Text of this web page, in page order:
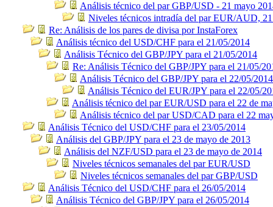
Análisis técnico del par GBP/USD - 21 mayo
Niveles técnicos intradía del par EUR/AUD,
Re: Análisis de los pares de divisa por InstaForex
Análisis técnico del USD/CHF para el 21/05/2014
Análisis Técnico del GBP/JPY para el 21/05/2014
Re: Análisis Técnico del GBP/JPY para el 21/05/
Análisis Técnico del GBP/JPY para el 22/05/2014
Análisis Técnico del EUR/JPY para el 22/05/
Análisis técnico del par EUR/USD para el 22 de
Análisis técnico del par USD/CAD para el 22
Análisis Técnico del USD/CHF para el 23/05/2014
Análisis del GBP/JPY para el 23 de mayo de 2013
Análisis del NZF/USD para el 23 de mayo de 2014
Niveles técnicos semanales del par EUR/USD
Niveles técnicos semanales del par GBP/USD
Análisis Técnico del USD/CHF para el 26/05/2014
Análisis Técnico del GBP/JPY para el 26/05/2014